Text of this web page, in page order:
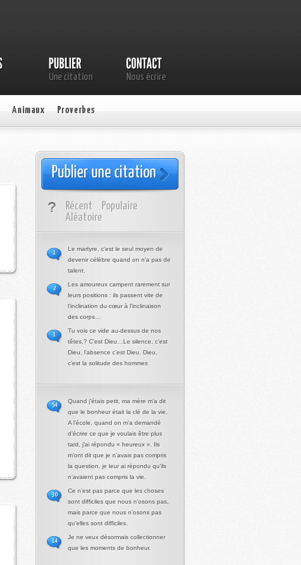
Une citation Nous écrire
Animaux Proverbes
Publier une citation
Récent
Populaire
Aléatoire
Le martyre, c’est le seul moyen de
devenir célèbre quand on n’a pas de
talent.
1
Les amoureux campent rarement sur
leurs positions : ils passent vite de
l’inclination du cœur à l’inclinaison
des corps…
2
Tu vois ce vide au-dessus de nos
têtes,? C’est Dieu…Le silence, c’est
Dieu, l’absence c’est Dieu. Dieu,
c’est la solitude des hommes
1
Quand j’étais petit, ma mère m’a dit
que le bonheur était la clé de la vie.
A l’école, quand on m’a demandé
d’écrire ce que je voulais être plus
tard, j’ai répondu « heureux ». Ils
m’ont dit que je n’avais pas compris
la question, je leur ai répondu qu’ils
n’avaient pas compris la vie.
54
Ce n’est pas parce que les choses
sont difficiles que nous n’osons pas,
mais parce que nous n’osons pas
qu’elles sont difficiles.
30
Je ne veux désormais collectionner
que les moments de bonheur.
14